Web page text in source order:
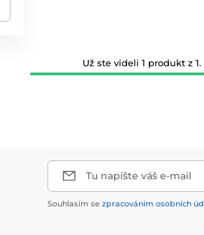
Už ste videli 1 produkt z 1.
Tu napíšte váš e-mail
Souhlasím se zpracováním osobních